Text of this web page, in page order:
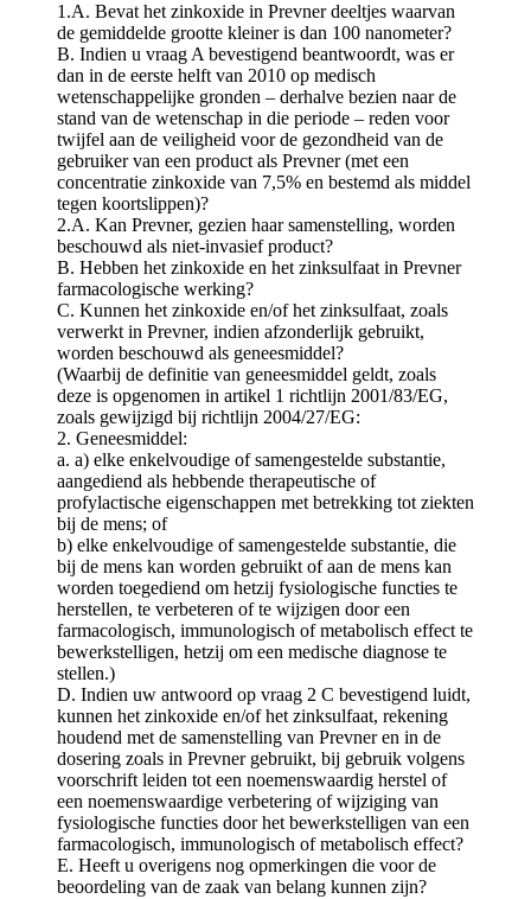
1.A. Bevat het zinkoxide in Prevner deeltjes waarvan
de gemiddelde grootte kleiner is dan 100 nanometer?
B. Indien u vraag A bevestigend beantwoordt, was er
dan in de eerste helft van 2010 op medisch
wetenschappelijke gronden – derhalve bezien naar de
stand van de wetenschap in die periode – reden voor
twijfel aan de veiligheid voor de gezondheid van de
gebruiker van een product als Prevner (met een
concentratie zinkoxide van 7,5% en bestemd als middel
tegen koortslippen)?
2.A. Kan Prevner, gezien haar samenstelling, worden
beschouwd als niet-invasief product?
B. Hebben het zinkoxide en het zinksulfaat in Prevner
farmacologische werking?
C. Kunnen het zinkoxide en/of het zinksulfaat, zoals
verwerkt in Prevner, indien afzonderlijk gebruikt,
worden beschouwd als geneesmiddel?
(Waarbij de definitie van geneesmiddel geldt, zoals
deze is opgenomen in artikel 1 richtlijn 2001/83/EG,
zoals gewijzigd bij richtlijn 2004/27/EG:
2. Geneesmiddel:
a. a) elke enkelvoudige of samengestelde substantie,
aangediend als hebbende therapeutische of
profylactische eigenschappen met betrekking tot ziekten
bij de mens; of
b) elke enkelvoudige of samengestelde substantie, die
bij de mens kan worden gebruikt of aan de mens kan
worden toegediend om hetzij fysiologische functies te
herstellen, te verbeteren of te wijzigen door een
farmacologisch, immunologisch of metabolisch effect te
bewerkstelligen, hetzij om een medische diagnose te
stellen.)
D. Indien uw antwoord op vraag 2 C bevestigend luidt,
kunnen het zinkoxide en/of het zinksulfaat, rekening
houdend met de samenstelling van Prevner en in de
dosering zoals in Prevner gebruikt, bij gebruik volgens
voorschrift leiden tot een noemenswaardig herstel of
een noemenswaardige verbetering of wijziging van
fysiologische functies door het bewerkstelligen van een
farmacologisch, immunologisch of metabolisch effect?
E. Heeft u overigens nog opmerkingen die voor de
beoordeling van de zaak van belang kunnen zijn?